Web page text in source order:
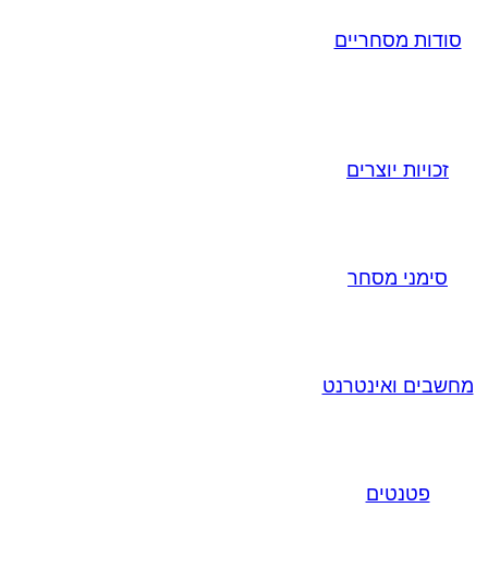
סודות מסחריים
זכויות יוצרים
סימני מסחר
מחשבים ואינטרנט
פטנטים